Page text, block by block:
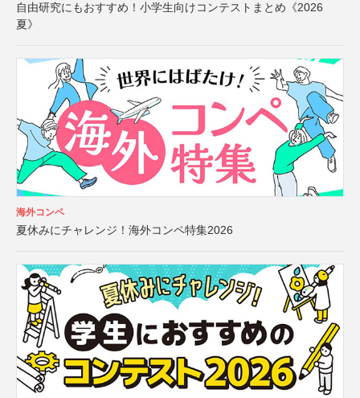
自由研究にもおすすめ！小学生向けコンテストまとめ《2026
夏》
海外コンペ
夏休みにチャレンジ！海外コンペ特集2026